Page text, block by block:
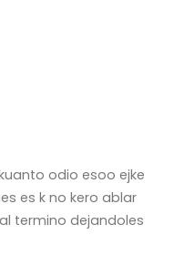
odio esoo ejke
es k no kero ablar
termino dejandoles